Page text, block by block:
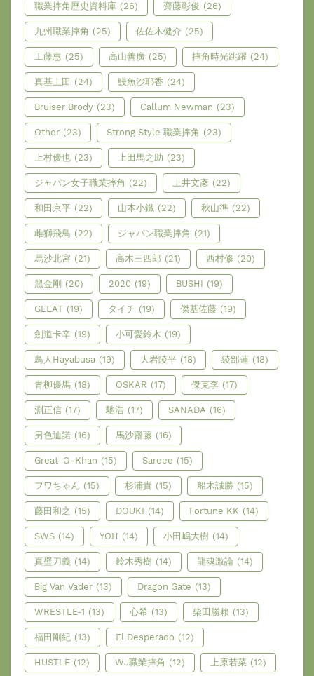
職業摔角歷史資料庫 (26) 齋藤彰俊 (26)
九州職業摔角 (25) 佐佐木健介 (25)
工藤惠 (25) 高山善廣 (25) 摔角時光跳躍 (24)
真基上田 (24) 鰻魚沙耶香 (24)
Bruiser Brody (23) Callum Newman (23)
Other (23) Strong Style 職業摔角 (23)
上村優也 (23) 上田馬之助 (23)
ジャパン女子職業摔角 (22) 上井文彥 (22)
和田京平 (22) 山本小鐵 (22) 秋山準 (22)
雌獅飛鳥 (22) ジャパン職業摔角 (21)
馬沙北宮 (21) 高木三四郎 (21) 西村修 (20)
黑金剛 (20) 2020 (19) BUSHI (19)
GLEAT (19) タイチ (19) 傑基佐藤 (19)
劍道卡辛 (19) 小可愛鈴木 (19)
鳥人Hayabusa (19) 大岩陵平 (18) 綾部蓮 (18)
青柳優馬 (18) OSKAR (17) 傑克李 (17)
淵正信 (17) 馳浩 (17) SANADA (16)
男色迪諾 (16) 馬沙齋藤 (16)
Great-O-Khan (15) Sareee (15)
フワちゃん (15) 杉浦貴 (15) 船木誠勝 (15)
藤田和之 (15) DOUKI (14) Fortune KK (14)
SWS (14) YOH (14) 小田嶋大樹 (14)
真壁刀義 (14) 鈴木秀樹 (14) 龍魂激論 (14)
Big Van Vader (13) Dragon Gate (13)
WRESTLE-1 (13) 心希 (13) 柴田勝賴 (13)
福田剛紀 (13) El Desperado (12)
HUSTLE (12) WJ職業摔角 (12) 上原若菜 (12)